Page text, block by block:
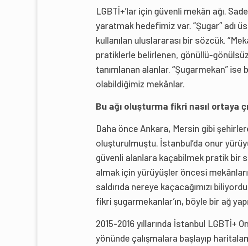
LGBTİ+’lar için güvenli mekân ağı.
yaratmak hedefimiz var. “Şugar” adı
kullanılan uluslararası bir sözcük.
pratiklerle belirlenen, gönüllü-
tanımlanan alanlar. “Şugarmekan”
olabildiğimiz mekânlar.
Bu ağı oluşturma fikri nasıl ortaya
Daha önce Ankara, Mersin gibi
oluşturulmuştu. İstanbul’da onur
güvenli alanlara kaçabilmek pratik bir
almak için yürüyüşler öncesi
saldırıda nereye kaçacağımızı
fikri şugarmekanlar’ın, böyle bir ağ
2015-2016 yıllarında İstanbul LGBTİ+
yönünde çalışmalara başlayıp